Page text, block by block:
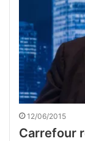
12/06/2015
Carrefour